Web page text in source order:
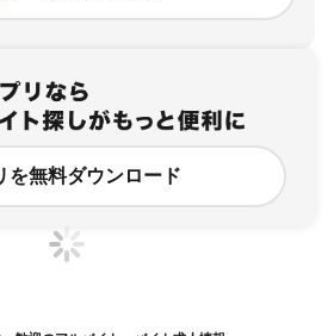
を無料ダウンロード